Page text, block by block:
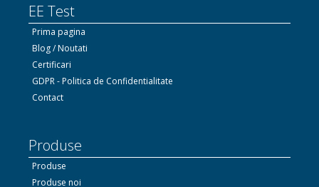
EE Test
Prima pagina
Blog / Noutati
Certificari
GDPR - Politica de Confidentialitate
Contact
Produse
Produse
Produse noi